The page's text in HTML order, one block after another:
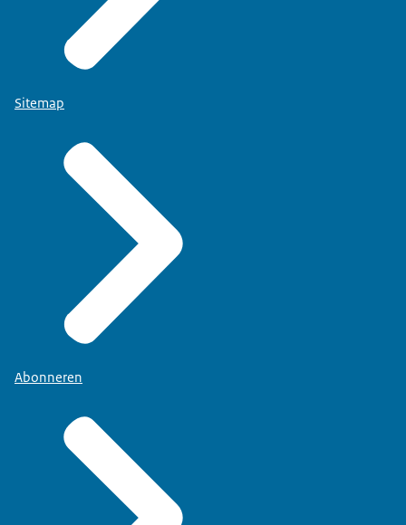
Sitemap
Abonneren